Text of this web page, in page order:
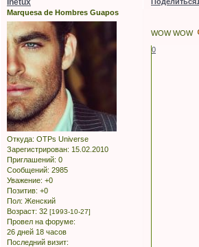
Inetux
Marquesa de Hombres Guapos
Откуда: OTPs Universe
Зарегистрирован: 15.02.2010
Приглашений: 0
Сообщений: 2985
Уважение: +0
Позитив: +0
Пол: Женский
Возраст: 32 [1993-10-27]
Провел на форуме:
26 дней 18 часов
Последний визит:
WOW WOW
0